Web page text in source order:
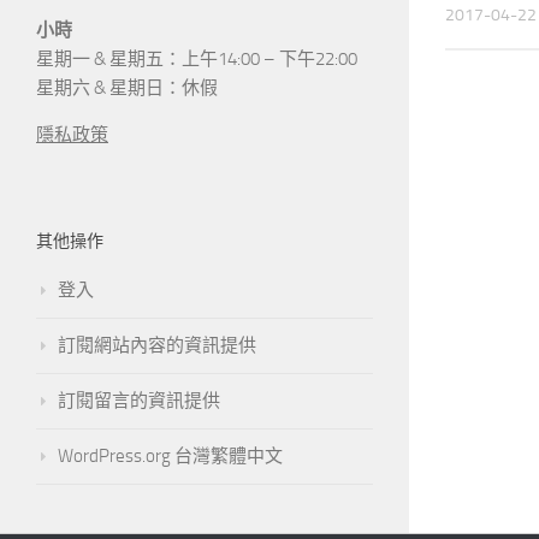
2017-04-22
小時
星期一 & 星期五：上午14:00 – 下午22:00
星期六 & 星期日：休假
隱私政策
其他操作
登入
訂閱網站內容的資訊提供
訂閱留言的資訊提供
WordPress.org 台灣繁體中文